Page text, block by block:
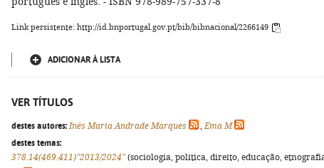
Link persistente: http://id.bnportugal.gov.pt/bib/bibnacional/2266149
ADICIONAR À LISTA
VER TÍTULOS
destes autores: Inês Maria Andrade Marques ,Ema M
destes temas:
378.14(469.411)"2013/2024"(sociologia, política, direito, educação,